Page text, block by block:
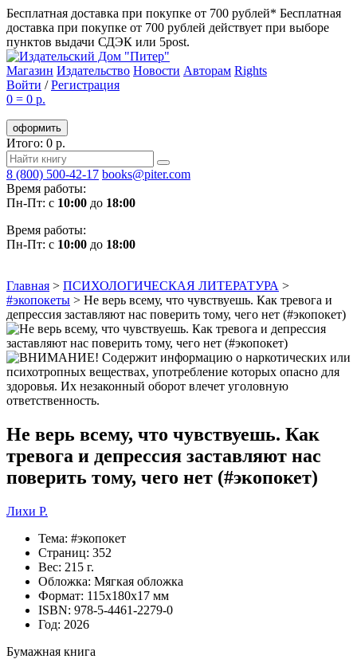
Бесплатная доставка при покупке от 700 рублей* Бесплатная
доставка при покупке от 700 рублей действует при выборе
пунктов выдачи СДЭК или 5post.
Магазин Издательство Новости Авторам Rights
Войти /Регистрация
0 = 0 р.
оформить
Итого: 0 р.
8 (800) 500-42-17 books@piter.com
Время работы:
Пн-Пт: с 10:00 до 18:00
Время работы:
Пн-Пт: с 10:00 до 18:00
Главная > ПСИХОЛОГИЧЕСКАЯ ЛИТЕРАТУРА >
#экопокеты > Не верь всему, что чувствуешь. Как тревога и
депрессия заставляют нас поверить тому, чего нет (#экопокет)
Не верь всему, что чувствуешь. Как
тревога и депрессия заставляют нас
поверить тому, чего нет (#экопокет)
Лихи Р.
Тема: #экопокет
Страниц: 352
Вес: 215 г.
Обложка: Мягкая обложка
Формат: 115х180х17 мм
ISBN: 978-5-4461-2279-0
Год: 2026
Бумажная книга